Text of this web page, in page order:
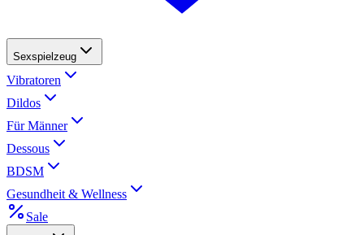
Sexspielzeug
Vibratoren
Dildos
Für Männer
Dessous
BDSM
Gesundheit & Wellness
Sale